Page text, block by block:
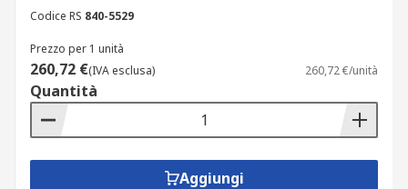
Codice RS 840-5529
Prezzo per 1 unità
260,72 €(IVA esclusa) 260,72 €/unità
Quantità
Aggiungi